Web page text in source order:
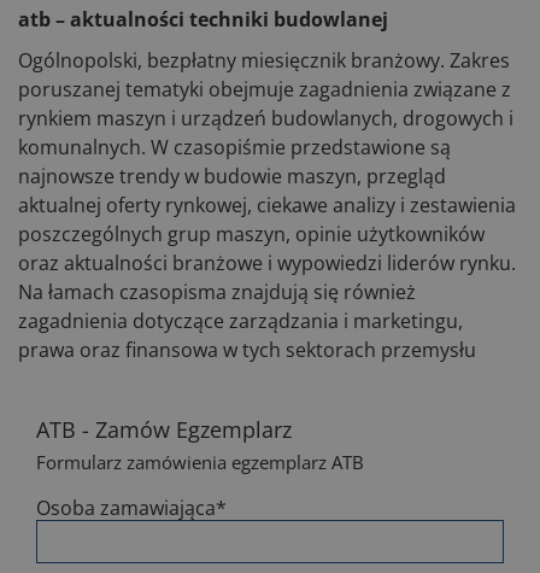
atb – aktualności techniki budowlanej
Ogólnopolski, bezpłatny miesięcznik branżowy. Zakres
poruszanej tematyki obejmuje zagadnienia związane z
rynkiem maszyn i urządzeń budowlanych, drogowych i
komunalnych. W czasopiśmie przedstawione są
najnowsze trendy w budowie maszyn, przegląd
aktualnej oferty rynkowej, ciekawe analizy i zestawienia
poszczególnych grup maszyn, opinie użytkowników
oraz aktualności branżowe i wypowiedzi liderów rynku.
Na łamach czasopisma znajdują się również
zagadnienia dotyczące zarządzania i marketingu,
prawa oraz finansowa w tych sektorach przemysłu
ATB - Zamów Egzemplarz
Formularz zamówienia egzemplarz ATB
Osoba zamawiająca*